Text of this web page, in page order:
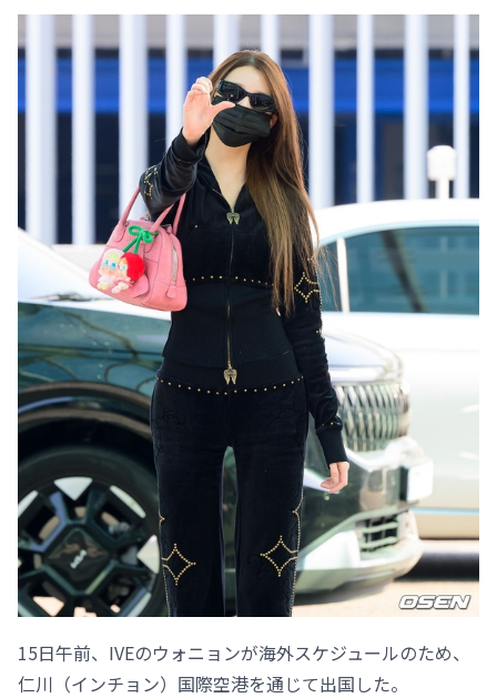
15日午前、IVEのウォニョンが海外スケジュールのため、
仁川（インチョン）国際空港を通じて出国した。